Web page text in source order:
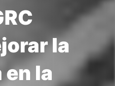
la
la